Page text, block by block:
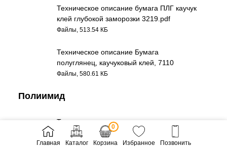
Техническое описание бумага ПЛГ каучук
клей глубокой заморозки 3219.pdf
Файлы, 513.54 КБ
Техническое описание Бумага
полуглянец, каучуковый клей, 7110
Файлы, 580.61 КБ
Полиимид
Техническое описание материала
Полиимид, акриловый клей 8520
Файлы, 458.45 КБ
Главная Каталог Корзина
0
Избранное Позвонить